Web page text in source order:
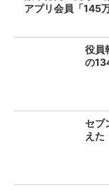
アプリ会員「145
役員
の
セブ
えた